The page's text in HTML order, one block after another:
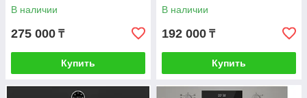
В наличии
275 000 ₸
Купить
В наличии
192 000 ₸
Купить